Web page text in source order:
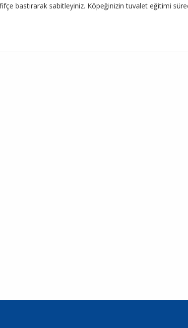
bastırarak sabitleyiniz. Köpeğinizin tuvalet eğitimi